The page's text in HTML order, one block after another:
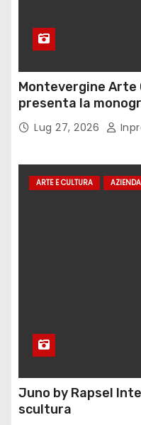
Montevergine Arte
presenta la
Adorno
Lug 27, 2026
ARTE E CULTURA
Juno by Rapsel
scultura